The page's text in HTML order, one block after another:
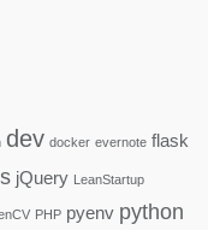
dev docker evernote flask
jQuery LeanStartup
PHP pyenv python